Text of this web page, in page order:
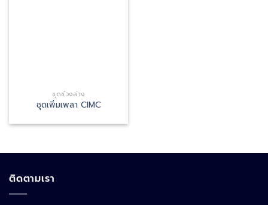
ชุดช่วงล่าง
ชุดเพิ่มเพลา CIMC
ติดตามเรา